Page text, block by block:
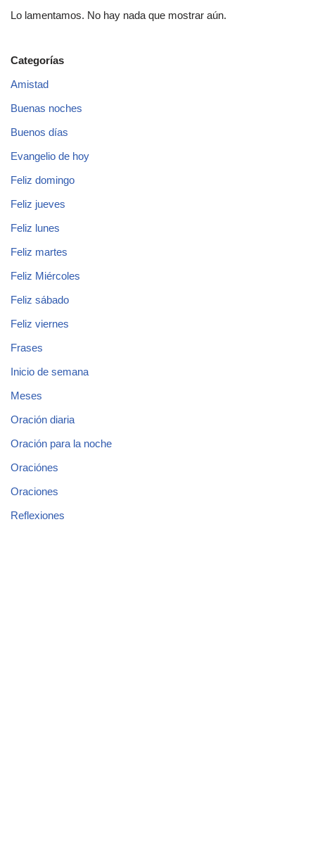
Lo lamentamos. No hay nada que mostrar aún.
Categorías
Amistad
Buenas noches
Buenos días
Evangelio de hoy
Feliz domingo
Feliz jueves
Feliz lunes
Feliz martes
Feliz Miércoles
Feliz sábado
Feliz viernes
Frases
Inicio de semana
Meses
Oración diaria
Oración para la noche
Oraciónes
Oraciones
Reflexiones